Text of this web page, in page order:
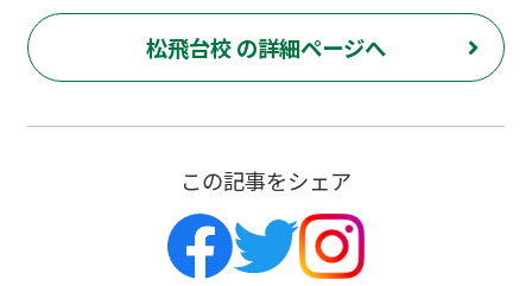
松飛台校 の詳細ページへ
この記事をシェア